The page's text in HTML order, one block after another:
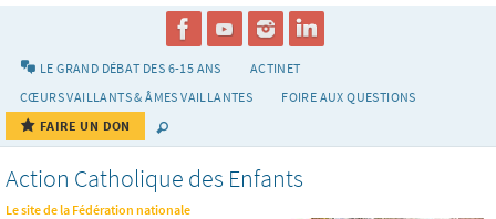
LE GRAND DÉBAT DES 6-15 ANS
ACTINET
CŒURS VAILLANTS & ÂMES VAILLANTES
FOIRE AUX QUESTIONS
FAIRE UN DON
Action Catholique des Enfants
Le site de la Fédération nationale